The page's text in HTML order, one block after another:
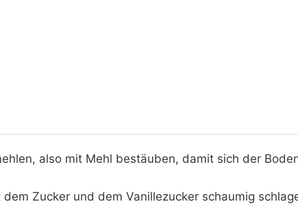
also mit Mehl bestäuben, damit sich der
Zucker und dem Vanillezucker schaumig